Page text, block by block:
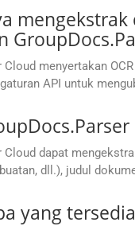
Cloud menyertakan
API untuk
Cloud dapat
dll.), judul
yang